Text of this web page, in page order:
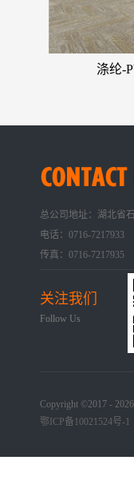
涤纶-
Copyright ©2017 -
鄂ICP备10021524号-1
总公司地址：湖北省
电话：0716-7217933
传真：0716-7217935
关注我们
Follow Us